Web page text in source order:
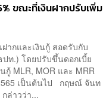
ขณะที่เงินฝากปรับเพิ่ม
ากและเงินกู้ สอดรับกับ
ปท.) โดยปรับขึ้นดอกเบี้ย
กู้ MLR, MOR และ MRR
เป็นต้นไป กฤษณ์ จันท
ล่าวว่า...